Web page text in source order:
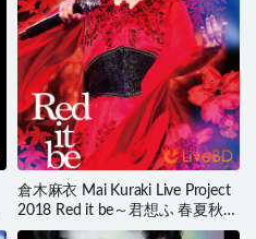
倉木麻衣 Mai Kuraki Live Project
2018 Red it be～君想ふ 春夏秋冬
～(2BD) (2019) BD蓝光原盘